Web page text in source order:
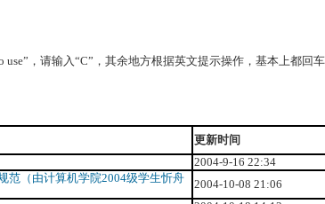
use”，请输入“C”，其余地方根据英文提示操作，基本上都回
更新时间
2004-9-16 22:34
范（由计算机学院2004级学生忻舟
2004-10-08 21:06